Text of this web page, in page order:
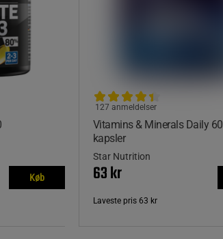
Køb
Vitamins & Minerals Daily 60
kapsler
127 anmeldelser
Star Nutrition
63 kr
Laveste pris 63 kr